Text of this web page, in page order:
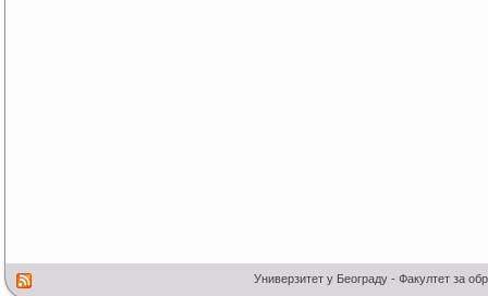
Универзитет у Београду - Факултет за